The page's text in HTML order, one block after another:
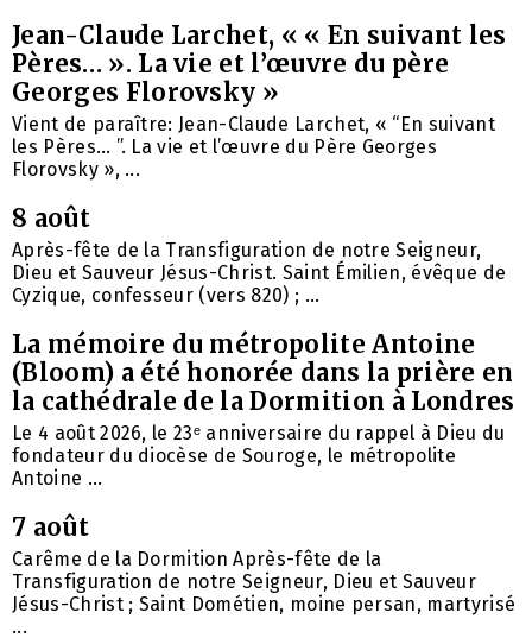
Jean-Claude Larchet, « « En suivant les
Pères… ». La vie et l’œuvre du père
Georges Florovsky »
Vient de paraître: Jean-Claude Larchet, « “En suivant
les Pères… ”. La vie et l’œuvre du Père Georges
Florovsky », ...
8 août
Après-fête de la Transfiguration de notre Seigneur,
Dieu et Sauveur Jésus-Christ. Saint Émilien, évêque de
Cyzique, confesseur (vers 820) ; ...
La mémoire du métropolite Antoine
(Bloom) a été honorée dans la prière en
la cathédrale de la Dormition à Londres
Le 4 août 2026, le 23ᵉ anniversaire du rappel à Dieu du
fondateur du diocèse de Souroge, le métropolite
Antoine ...
7 août
Carême de la Dormition Après-fête de la
Transfiguration de notre Seigneur, Dieu et Sauveur
Jésus-Christ ; Saint Dométien, moine persan, martyrisé
...